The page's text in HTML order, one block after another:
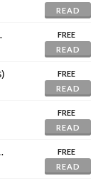
READ
คนที่รักกาแฟ
FREE
READ
FREE
READ
FREE
READ
สืบ อาเคจิ โคโกะโร
FREE
READ